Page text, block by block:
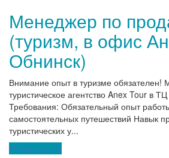
Менеджер по
(туризм, в офис
Обнинск)
Внимание опыт в туризме обязателен!
туристическое агентство Anex Tour в
Требования: Обязательный опыт
самостоятельных путешествий Навык
туристических у...
Откликнуться